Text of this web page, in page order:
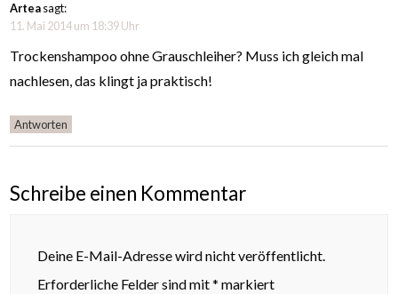
Arteasagt:
11. Mai 2014 um 18:39 Uhr
Trockenshampoo ohne Grauschleiher? Muss ich gleich mal
nachlesen, das klingt ja praktisch!
Antworten
Schreibe einen Kommentar
Deine E-Mail-Adresse wird nicht veröffentlicht.
Erforderliche Felder sind mit* markiert